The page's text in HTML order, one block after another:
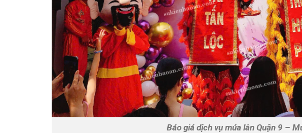
Báo giá dịch vụ múa lân Quận 9 –